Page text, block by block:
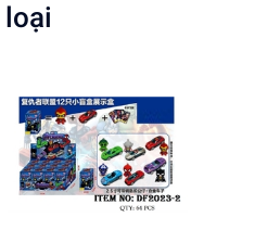
để đảm bảo an toàn
sáng tạo
quyết vấn đề
và kiên nhẫn
, chúng tôi cung cấp giá sỉ
loại